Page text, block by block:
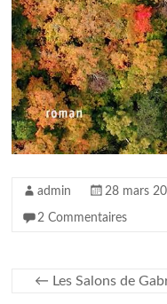
admin 28 mars
2 Commentaires
← Les Salons de